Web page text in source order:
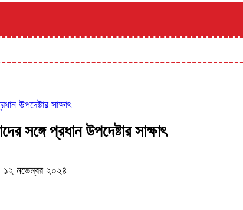
উপদেষ্টার সাক্ষাৎ
সঙ্গে প্রধান উপদেষ্টার সাক্ষাৎ
১২ নভেম্বর ২০২৪